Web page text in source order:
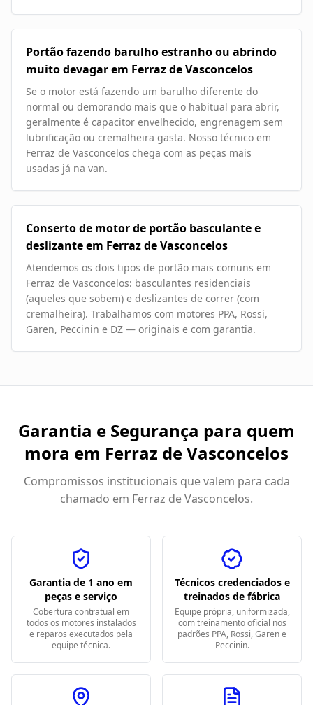
Portão fazendo barulho estranho ou abrindo
muito devagar em Ferraz de Vasconcelos
Se o motor está fazendo um barulho diferente do
normal ou demorando mais que o habitual para abrir,
geralmente é capacitor envelhecido, engrenagem sem
lubrificação ou cremalheira gasta. Nosso técnico em
Ferraz de Vasconcelos chega com as peças mais
usadas já na van.
Conserto de motor de portão basculante e
deslizante em Ferraz de Vasconcelos
Atendemos os dois tipos de portão mais comuns em
Ferraz de Vasconcelos: basculantes residenciais
(aqueles que sobem) e deslizantes de correr (com
cremalheira). Trabalhamos com motores PPA, Rossi,
Garen, Peccinin e DZ — originais e com garantia.
Garantia e Segurança para quem
mora em Ferraz de Vasconcelos
Compromissos institucionais que valem para cada
chamado em Ferraz de Vasconcelos.
Garantia de 1 ano em
peças e serviço
Cobertura contratual em
todos os motores instalados
e reparos executados pela
equipe técnica.
Técnicos credenciados e
treinados de fábrica
Equipe própria, uniformizada,
com treinamento oficial nos
padrões PPA, Rossi, Garen e
Peccinin.